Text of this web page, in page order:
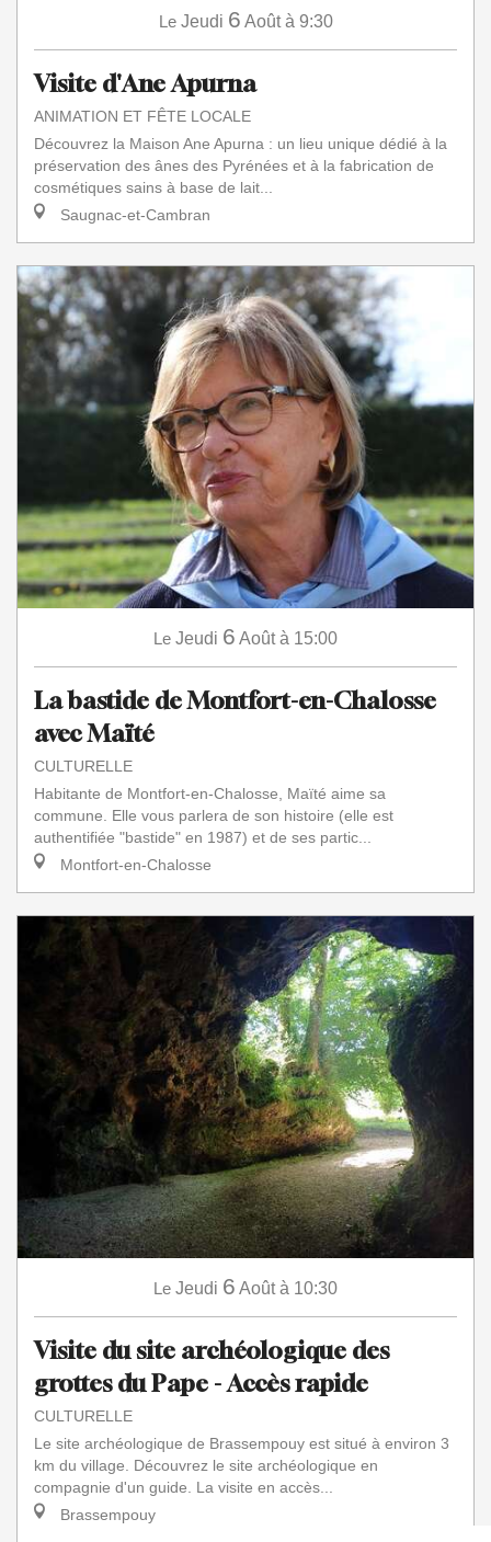
Le Jeudi 6 Août à 9:30
Visite d'Ane Apurna
ANIMATION ET FÊTE LOCALE
Découvrez la Maison Ane Apurna : un lieu unique dédié à la
préservation des ânes des Pyrénées et à la fabrication de
cosmétiques sains à base de lait...
Saugnac-et-Cambran
Le Jeudi 6 Août à 15:00
La bastide de Montfort-en-Chalosse
avec Maïté
CULTURELLE
Habitante de Montfort-en-Chalosse, Maïté aime sa
commune. Elle vous parlera de son histoire (elle est
authentifiée "bastide" en 1987) et de ses partic...
Montfort-en-Chalosse
Le Jeudi 6 Août à 10:30
Visite du site archéologique des
grottes du Pape - Accès rapide
CULTURELLE
Le site archéologique de Brassempouy est situé à environ 3
km du village. Découvrez le site archéologique en
compagnie d'un guide. La visite en accès...
Brassempouy